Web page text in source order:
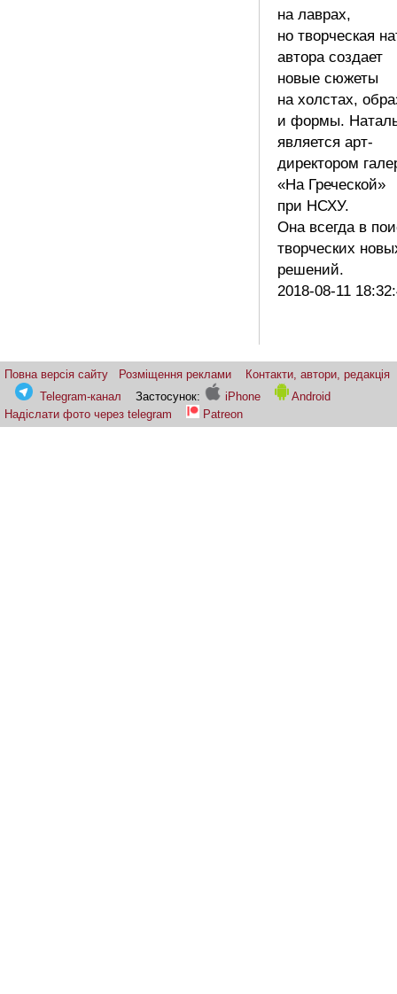
на лаврах,
но творческая
автора создает
новые сюжеты
на холстах,
и формы.
является арт-
директором
«На Греческой»
при НСХУ.
Она всегда в
творческих
решений.
2018-08-11
Повна версія сайту Розміщення реклами
Контакти, автори, редакція
Telegram-канал
Застосунок: iPhone
Android
Надіслати фото через telegram
Patreon